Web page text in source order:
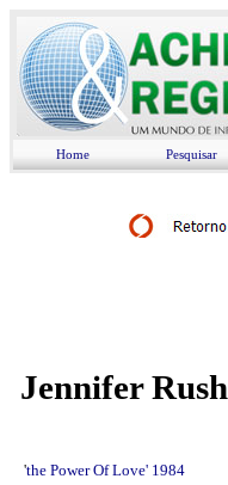
Home Pesquisar
Jennifer Rush
'the Power Of Love' 1984